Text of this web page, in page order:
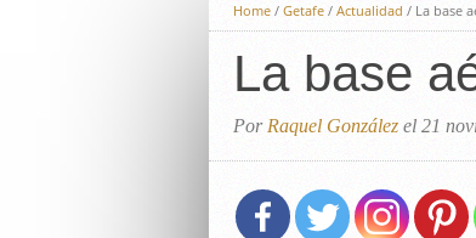
PALABRA DE CONCEJAL
LA PIEDRA DE SÍSIFO
EL SACAPUNTAS
TODAS LAS BANDERAS
ROTAS
ECONOMÍA
BREVES
Home / Getafe / Actualidad / La base
La base
Por Raquel González el 21